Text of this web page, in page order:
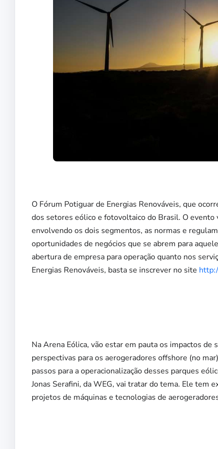
O Fórum Potiguar de Energias Renováveis, que
dos setores eólico e fotovoltaico do Brasil. O
envolvendo os dois segmentos, as normas e
oportunidades de negócios que se abrem para
abertura de empresa para operação quanto nos
Energias Renováveis, basta se inscrever no site
Na Arena Eólica, vão estar em pauta os impactos
perspectivas para os aerogeradores offshore (no
passos para a operacionalização desses parques
Jonas Serafini, da WEG, vai tratar do tema. Ele tem
projetos de máquinas e tecnologias de